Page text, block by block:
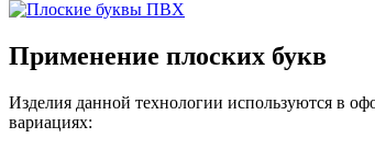
Применение плоских букв
Изделия данной технологии используются в
вариациях: